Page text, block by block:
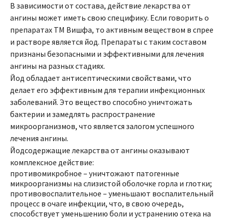
В зависимости от состава, действие лекарства от
ангины может иметь свою специфику. Если говорить о
препаратах ТМ Вишфа, то активным веществом в спрее
и растворе является йод. Препараты с таким составом
признаны безопасными и эффективными для лечения
ангины на разных стадиях.
Йод обладает антисептическими свойствами, что
делает его эффективным для терапии инфекционных
заболеваний. Это вещество способно уничтожать
бактерии и замедлять распространение
микроорганизмов, что является залогом успешного
лечения ангины.
Йодсодержащие лекарства от ангины оказывают
комплексное действие:
противомикробное – уничтожают патогенные
микроорганизмы на слизистой оболочке горла и глотки;
противовоспалительное – уменьшают воспалительный
процесс в очаге инфекции, что, в свою очередь,
способствует уменьшению боли и устранению отека на